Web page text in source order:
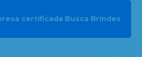
certificada Busca Brindes